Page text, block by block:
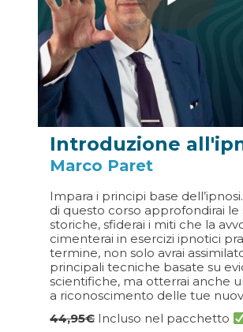
Introduzione
Marco Paret
Impara i principi base
di questo corso approfondirai le
storiche, sfiderai i miti che la
cimenterai in esercizi ipnotici
termine, non solo avrai
principali tecniche basate su
scientifiche, ma otterrai anche
a riconoscimento delle tue
44,95€ Incluso nel pacchetto